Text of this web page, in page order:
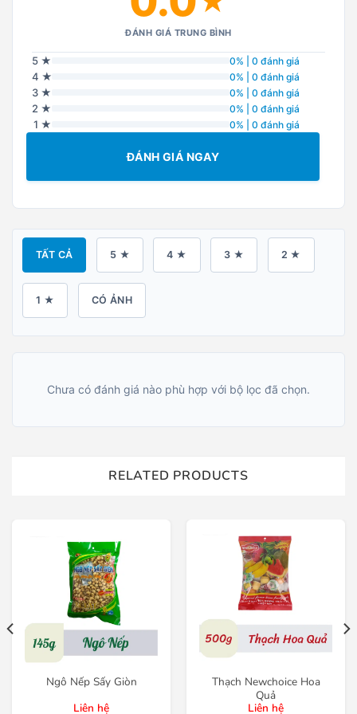
ĐÁNH GIÁ TRUNG BÌNH
5 ★ 0% | 0 đánh giá
4 ★ 0% | 0 đánh giá
3 ★ 0% | 0 đánh giá
2 ★ 0% | 0 đánh giá
1 ★ 0% | 0 đánh giá
ĐÁNH GIÁ NGAY
TẤT CẢ 5 ★ 4 ★ 3 ★ 2 ★
1 ★ CÓ ẢNH
Chưa có đánh giá nào phù hợp với bộ lọc đã chọn.
RELATED PRODUCTS
Ngô Nếp Sấy Giòn
Liên hệ
Thạch Newchoice Hoa
Quả
Liên hệ